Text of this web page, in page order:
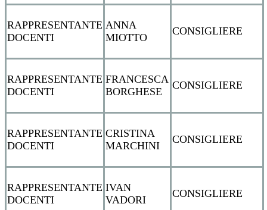
RAPPRESENTANTE
DOCENTI
ANNA
MIOTTO
CONSIGLIERE
RAPPRESENTANTE
DOCENTI
FRANCESCA
BORGHESE
CONSIGLIERE
RAPPRESENTANTE
DOCENTI
CRISTINA
MARCHINI
CONSIGLIERE
RAPPRESENTANTE
DOCENTI
IVAN
VADORI
CONSIGLIERE